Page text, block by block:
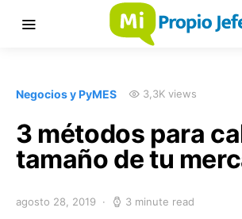
Negocios y PyMES 3,3K views
3 métodos para
tamaño de tu
agosto 28, 2019 3 minute read